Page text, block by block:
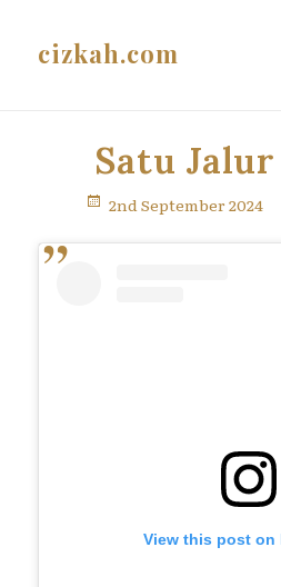
cizkah.com
Satu
2nd September 2024
View this post on